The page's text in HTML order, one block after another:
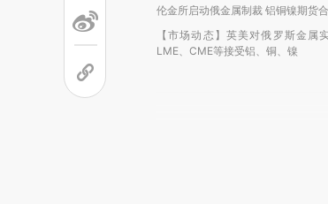
伦金所启动俄金属制裁 铝铜镍期货
【市场动态】英美对俄罗斯金属
LME、CME等接受铝、铜、镍